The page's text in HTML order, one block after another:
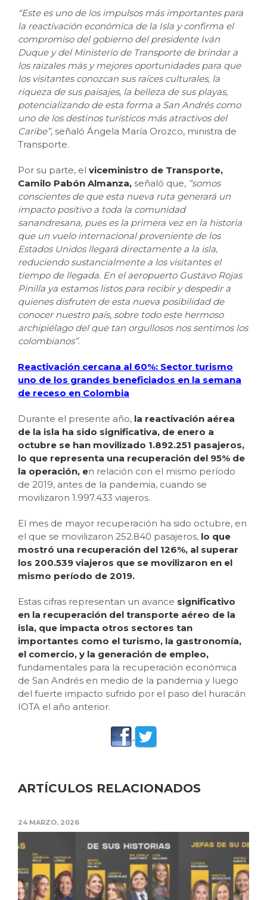
“Este es uno de los impulsos más importantes para
la reactivación económica de la Isla y confirma el
compromiso del gobierno del presidente Iván
Duque y del Ministerio de Transporte de brindar a
los raizales más y mejores oportunidades para que
los visitantes conozcan sus raíces culturales, la
riqueza de sus paisajes, la belleza de sus playas,
potencializando de esta forma a San Andrés como
uno de los destinos turísticos más atractivos del
Caribe”, señaló Ángela María Orozco, ministra de
Transporte.
Por su parte, el viceministro de Transporte,
Camilo Pabón Almanza, señaló que, “somos
conscientes de que esta nueva ruta generará un
impacto positivo a toda la comunidad
sanandresana, pues es la primera vez en la historia
que un vuelo internacional proveniente de los
Estados Unidos llegará directamente a la isla,
reduciendo sustancialmente a los visitantes el
tiempo de llegada. En el aeropuerto Gustavo Rojas
Pinilla ya estamos listos para recibir y despedir a
quienes disfruten de esta nueva posibilidad de
conocer nuestro país, sobre todo este hermoso
archipiélago del que tan orgullosos nos sentimos los
colombianos”.
Reactivación cercana al 60%: Sector turismo
uno de los grandes beneficiados en la semana
de receso en Colombia
Durante el presente año, la reactivación aérea
de la isla ha sido significativa, de enero a
octubre se han movilizado 1.892.251 pasajeros,
lo que representa una recuperación del 95% de
la operación, en relación con el mismo período
de 2019, antes de la pandemia, cuando se
movilizaron 1.997.433 viajeros.
El mes de mayor recuperación ha sido octubre, en
el que se movilizaron 252.840 pasajeros, lo que
mostró una recuperación del 126%, al superar
los 200.539 viajeros que se movilizaron en el
mismo período de 2019.
Estas cifras representan un avance significativo
en la recuperación del transporte aéreo de la
isla, que impacta otros sectores tan
importantes como el turismo, la gastronomía,
el comercio, y la generación de empleo,
fundamentales para la recuperación económica
de San Andrés en medio de la pandemia y luego
del fuerte impacto sufrido por el paso del huracán
IOTA el año anterior.
ARTÍCULOS RELACIONADOS
24 MARZO, 2026